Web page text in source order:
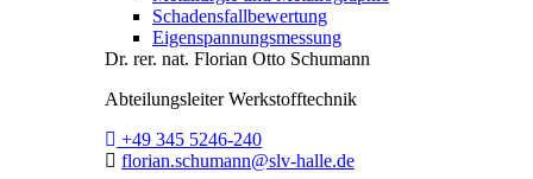
Schadensfallbewertung
Eigenspannungsmessung
Dr. rer. nat. Florian Otto Schumann
AbteilungsleiterWerkstofftechnik
Telefon:
+49 345 5246-240
E-Mail:
florian.schumann@slv-halle.de